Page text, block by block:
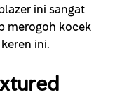
ini sangat
merogoh kocek
ini.